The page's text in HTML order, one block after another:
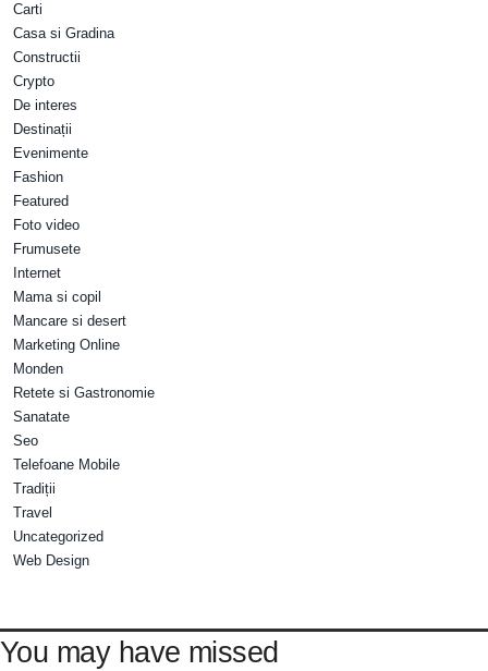
Carti
Casa si Gradina
Constructii
Crypto
De interes
Destinații
Evenimente
Fashion
Featured
Foto video
Frumusete
Internet
Mama si copil
Mancare si desert
Marketing Online
Monden
Retete si Gastronomie
Sanatate
Seo
Telefoane Mobile
Tradiții
Travel
Uncategorized
Web Design
You may have missed